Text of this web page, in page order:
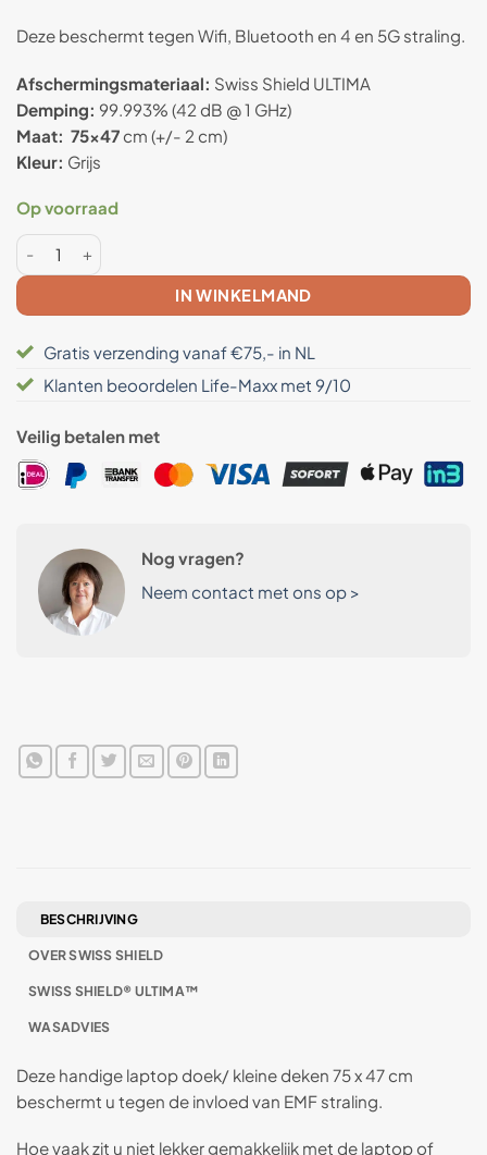
Deze beschermt tegen Wifi, Bluetooth en 4 en 5G straling.
Afschermingsmateriaal: Swiss Shield ULTIMA
Demping: 99.993% (42 dB @ 1 GHz)
Maat: 75×47 cm (+/- 2 cm)
Kleur: Grijs
Op voorraad
Anti straling (laptop) doek 67x46 - Swiss Shield® ULTIMA
IN WINKELMAND
Gratis verzending vanaf €75,- in NL
Klanten beoordelen Life-Maxx met 9/10
Veilig betalen met
Nog vragen?
Neem contact met ons op >
BESCHRIJVING
OVER SWISS SHIELD
SWISS SHIELD® ULTIMA™
WASADVIES
Deze handige laptop doek/ kleine deken 75 x 47 cm
beschermt u tegen de invloed van EMF straling.
Hoe vaak zit u niet lekker gemakkelijk met de laptop of